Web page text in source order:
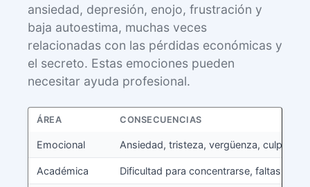
ansiedad, depresión, enojo, frustración y
baja autoestima, muchas veces
relacionadas con las pérdidas económicas y
el secreto. Estas emociones pueden
necesitar ayuda profesional.
ÁREA CONSECUENCIAS
Emocional Ansiedad, tristeza, vergüenza, culpa
Académica Dificultad para concentrarse, faltas a la